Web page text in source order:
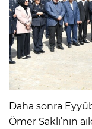
Daha sonra
Ömer Saklı’nın